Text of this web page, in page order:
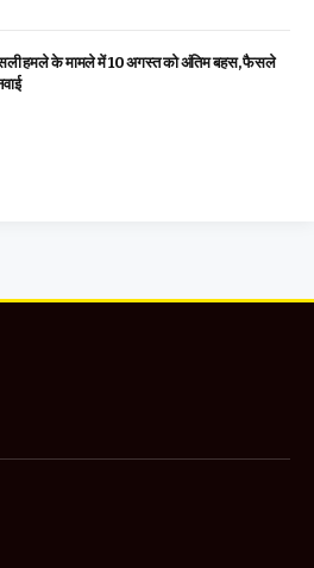
हमले के मामले में 10 अगस्त को अंतिम बहस, फैसले